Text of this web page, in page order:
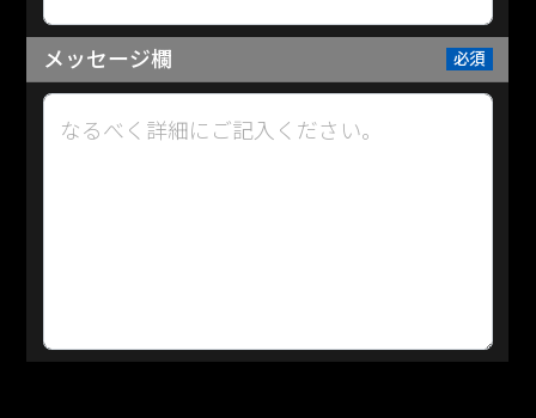
メッセージ欄
なるべく詳細にご記入ください。